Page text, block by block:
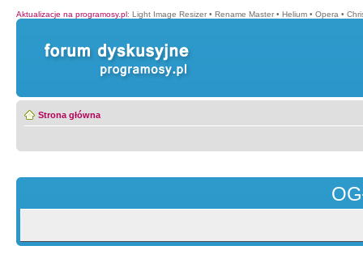
Aktualizacje na programosy.pl: Light Image Resizer • Rename Master • Helium • Opera •
Strona główna